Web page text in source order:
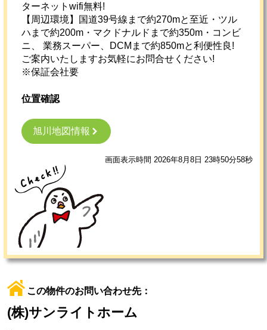
ターネットwifi無料!
【周辺環境】国道39号線まで約270mと至近・ツル
ハまで約200m・マクドナルドまで約350m・コンビ
ニ、 業務スーパー、DCMまで約850mと利便性良!
ご案内いたしますお気軽にお問合せください!
※保証会社要
位置確認
旭川地図情報
画面表示時間 2026年8月8日 23時50分58秒
この物件のお問い合わせ先：
(株)サンライトホーム